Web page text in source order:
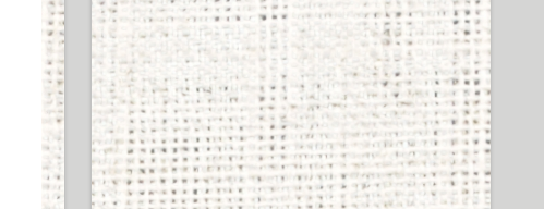
シュア掛けしてるやつの
イキってる率は異常ｗｗ
ｗｗｗ
SHURE製イヤホンの偽物
掴まされたかも。シェル
に刻まれてる番号が左右
で違う奴はもしかし